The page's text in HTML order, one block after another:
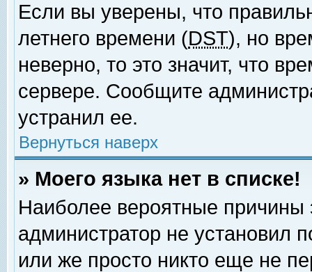
Если вы уверены, что
летнего времени (DST), но
неверно, то это значит, что
сервере. Сообщите
устранил ее.
Вернуться наверх
» Моего языка нет в списке!
Наиболее вероятные причины
администратор не установил
или же просто никто еще не